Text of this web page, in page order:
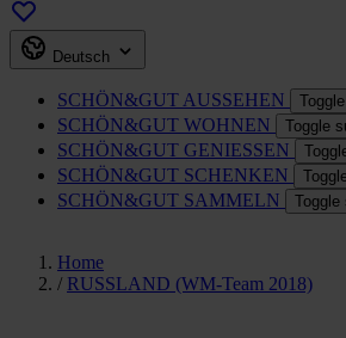
Deutsch
SCHÖN&GUT AUSSEHEN
SCHÖN&GUT WOHNEN Toggle
SCHÖN&GUT GENIESSEN
SCHÖN&GUT SCHENKEN
SCHÖN&GUT SAMMELN Toggle
Home
/ RUSSLAND (WM-Team 2018)